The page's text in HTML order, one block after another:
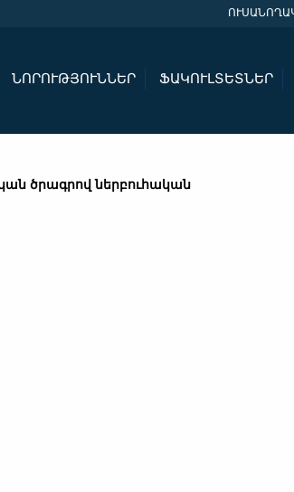
ՆՈՐՈՒԹՅՈՒՆՆԵՐ ՖԱԿՈՒԼՏԵՏՆԵՐ
ծրագրով ներբուհական